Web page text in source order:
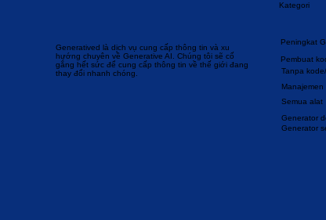
Kategori
Peningkat
Pembuat
Manajemen
Tanpa
Generator
Generator
Semua alat
Generatived là dịch vụ cung cấp thông tin và xu
hướng chuyên về Generative AI. Chúng tôi sẽ cố
gắng hết sức để cung cấp thông tin về thế giới đang
thay đổi nhanh chóng.